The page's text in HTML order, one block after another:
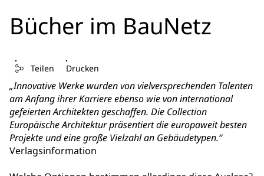
Bücher im BauNetz
Teilen Drucken
„Innovative Werke wurden von vielversprechenden Talenten
am Anfang ihrer Karriere ebenso wie von international
gefeierten Architekten geschaffen. Die Collection
Europäische Architektur präsentiert die europaweit besten
Projekte und eine große Vielzahl an Gebäudetypen.“
Verlagsinformation